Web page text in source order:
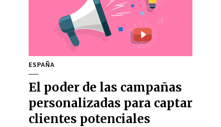
ESPAÑA
El poder de las campañas
personalizadas para captar
clientes potenciales